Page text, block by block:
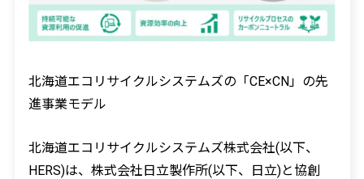
北海道エコリサイクルシステムズの「CE×CN」の先
進事業モデル
北海道エコリサイクルシステムズ株式会社(以下、
HERS)は、株式会社日立製作所(以下、日立)と協創